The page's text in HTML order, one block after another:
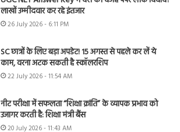
लाखों उम्मीदवार कर रहे इंतजार
26 July 2026 - 6:11 PM
SC छात्रों के लिए बड़ा अपडेट! 15 अगस्त से पहले कर लें ये
काम, वरना अटक सकती है स्कॉलरशिप
22 July 2026 - 11:54 AM
नीट परीक्षा में सफलता “शिक्षा क्रांति” के व्यापक प्रभाव को
उजागर करती है: शिक्षा मंत्री बैंस
20 July 2026 - 11:43 AM